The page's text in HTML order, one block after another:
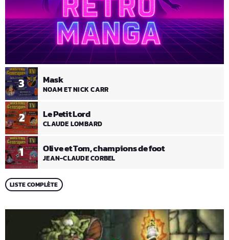
1 Olive et Tom, champions de foot
JEAN-CLAUDE CORBEL
2 Le Petit Lord
CLAUDE LOMBARD
3 Mask
NOAM ET NICK CARR
LISTE COMPLÈTE